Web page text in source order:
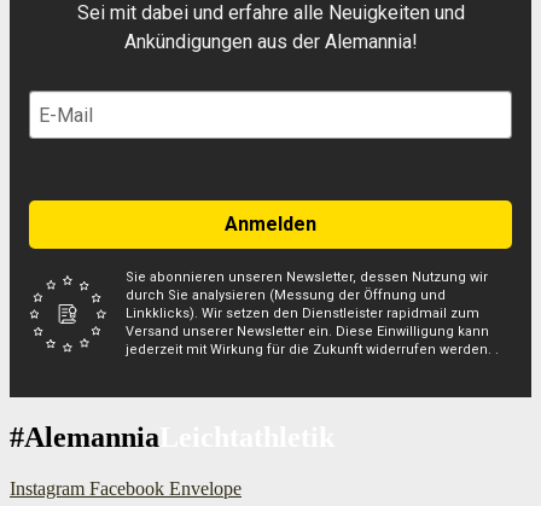
Sei mit dabei und erfahre alle Neuigkeiten und
Ankündigungen aus der Alemannia!
Anmelden
Sie abonnieren unseren Newsletter, dessen Nutzung wir
durch Sie analysieren (Messung der Öffnung und
Linkklicks). Wir setzen den Dienstleister rapidmail zum
Versand unserer Newsletter ein. Diese Einwilligung kann
jederzeit mit Wirkung für die Zukunft widerrufen werden. .
#Alemannia
Instagram Facebook Envelope